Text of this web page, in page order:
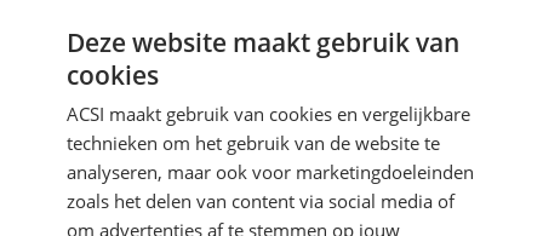
Aanmelden
Je gegevens zijn veilig en worden niet gedeeld met anderen
Deze website maakt gebruik van
cookies
ACSI maakt gebruik van cookies en vergelijkbare
technieken om het gebruik van de website te
analyseren, maar ook voor marketingdoeleinden
zoals het delen van content via social media of
om advertenties af te stemmen op jouw